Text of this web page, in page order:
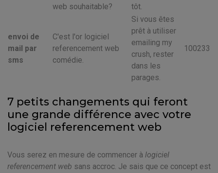
web souhaitable?
tôt.
envoi de
mail par
sms
C'est l'or logiciel
referencement web
comédie.
Si vous êtes
prêt à utiliser
emailing my
crush, rester
dans les
parages.
100233
7 petits changements qui feront
une grande différence avec votre
logiciel referencement web
Vous serez en mesure de commencer à logiciel
referencement web sans accroc. Je sais que ce concept est